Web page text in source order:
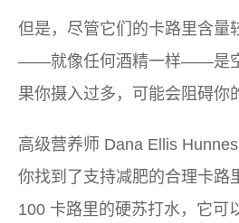
但是，尽管它们的卡路里含量
——就像任何酒精一样——是
果你摄入过多，可能会阻碍你
高级营养师 Dana Ellis
你找到了支持减肥的合理卡路
100 卡路里的硬苏打水，它可